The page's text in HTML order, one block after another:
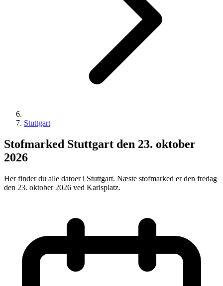
Stuttgart
Stofmarked Stuttgart den 23. oktober
2026
Her finder du alle datoer i Stuttgart. Næste stofmarked er den fredag
den 23. oktober 2026 ved Karlsplatz.